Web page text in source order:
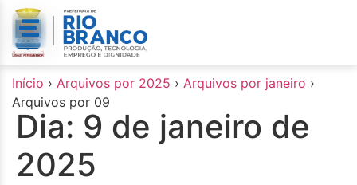
conteúdo
Início › Arquivos por 2025 › Arquivos por janeiro ›
Arquivos por 09
Dia: 9 de janeiro de
2025